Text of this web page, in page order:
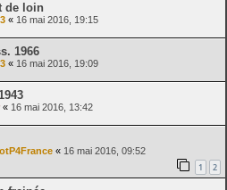
de loin
« 16 mai 2016, 19:15
1966
« 16 mai 2016, 19:09
« 16 mai 2016, 13:42
« 16 mai 2016, 09:52
1 2